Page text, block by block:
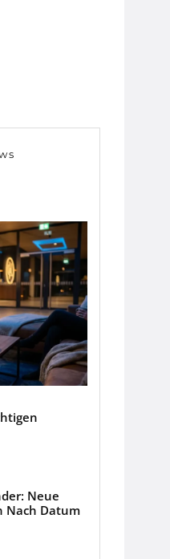
Neue
Nach Datum